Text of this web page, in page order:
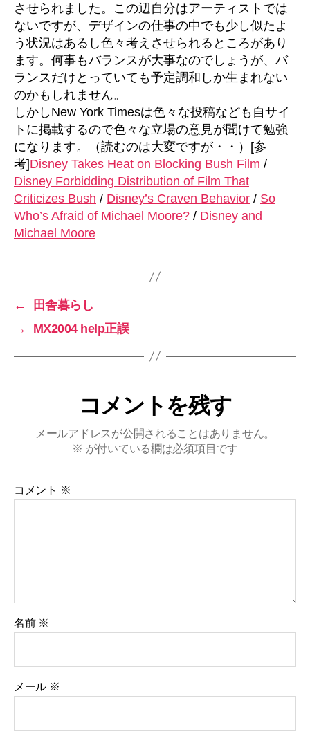
させられました。この辺自分はアーティストでは
ないですが、デザインの仕事の中でも少し似たよ
う状況はあるし色々考えさせられるところがあり
ます。何事もバランスが大事なのでしょうが、バ
ランスだけとっていても予定調和しか生まれない
のかもしれません。
しかしNew York Timesは色々な投稿なども自サイ
トに掲載するので色々な立場の意見が聞けて勉強
になります。（読むのは大変ですが・・）[参
考]Disney Takes Heat on Blocking Bush Film /
Disney Forbidding Distribution of Film That
Criticizes Bush / Disney’s Craven Behavior / So
Who’s Afraid of Michael Moore? / Disney and
Michael Moore
←
田舎暮らし
→
MX2004 help正誤
コメントを残す
メールアドレスが公開されることはありません。
※ が付いている欄は必須項目です
コメント ※
名前 ※
メール ※